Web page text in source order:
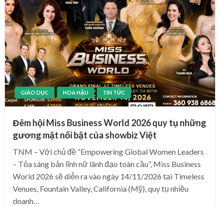
GIÁO DỤC HOA HẬU TIN TỨC
Đêm hội Miss Business World 2026 quy tụ những
gương mặt nổi bật của showbiz Việt
TNM – Với chủ đề “Empowering Global Women Leaders
– Tỏa sáng bản lĩnh nữ lãnh đạo toàn cầu”, Miss Business
World 2026 sẽ diễn ra vào ngày 14/11/2026 tại Timeless
Venues, Fountain Valley, California (Mỹ), quy tụ nhiều
doanh…